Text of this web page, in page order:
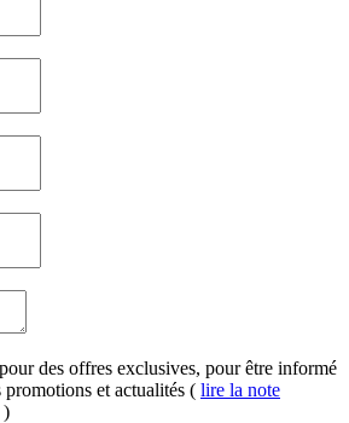
des offres exclusives, pour être informé
promotions et actualités ( lire la note
)